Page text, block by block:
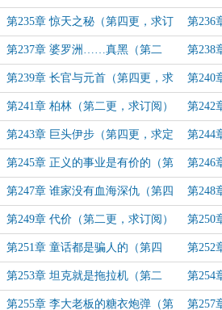
求订阅） 求订阅
第235章 惊天之秘（第四更，求订
阅）
第236
阅）
第237章 婆罗洲……真黑（第二
更，求订阅）
第238
三更，
第239章 长官与元首（第四更，求
订阅）
第240
第241章 柏林（第二更，求订阅） 第242
求订阅
第243章 巨头伊步（第四更，求定
位）
第244
阅）
第245章 正义的事业是有价的（第
二更，求订阅）
第246
更，求
第247章 谁家没有血海深仇（第四
更，求订阅）
第248
求订阅
第249章 代价（第二更，求订阅） 第250
更，求
第251章 童话都是骗人的（第四
更，求订阅）
第252
（第一
第253章 坦克就是拖拉机（第二
更，求订阅）
第254
阅）
第255章 李大老板的糖衣炮弹（第 第257